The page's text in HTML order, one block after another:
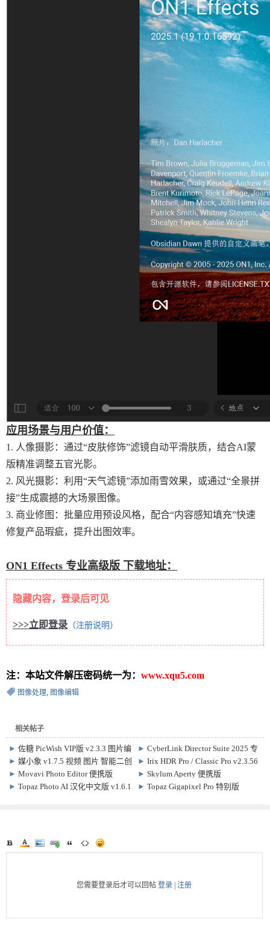
应用场景与用户价值：
1. 人像摄影：通过“皮肤修饰”滤镜自动平滑肤质，结合AI蒙
版精准调整五官光影。
2. 风光摄影：利用“天气滤镜”添加雨雪效果，或通过“全景拼
接”生成震撼的大场景图像。
3. 商业修图：批量应用预设风格，配合“内容感知填充”快速
修复产品瑕疵，提升出图效率。
ON1 Effects 专业高级版 下载地址：
隐藏内容，登录后可见
>>>立即登录 （注册说明）
注：本站文件解压密码统一为： www.xqu5.com
图像处理, 图像编辑
相关帖子
►佐糖 PicWish VIP版 v2.3.3 图片编
辑处理软件
►CyberLink Director Suite 2025 专
业激活版 v13.0 x64 + Content Packs
►媒小象 v1.7.5 视频 图片 智能二创
软件
►Irix HDR Pro / Classic Pro v2.3.56
HDR图像处理软件
►Movavi Photo Editor 便携版
v24.3.0.0 图片管理编辑软件
►Skylum Aperty 便携版
v1.6.0.1544 人像编辑处理软件
►Topaz Photo AI 汉化中文版 v1.6.1
►Topaz Gigapixel Pro 特别版
您需要登录后才可以回帖登录 |注册